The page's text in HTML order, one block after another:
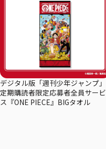
デジタル版「週刊少年ジャンプ」
定期購読者限定応募者全員サービ
ス『ONE PIECE』BIGタオル